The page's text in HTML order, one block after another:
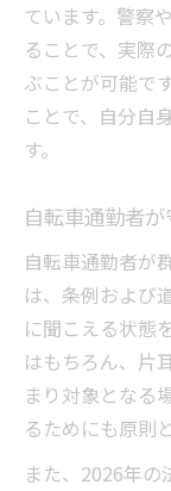
ています。警察
ることで、実際
ぶことが可能で
ことで、自分自
す。
自転車通勤者
自転車通勤者が
は、条例および
に聞こえる状態
はもちろん、片
まり対象となる
るためにも原則
また、2026年の